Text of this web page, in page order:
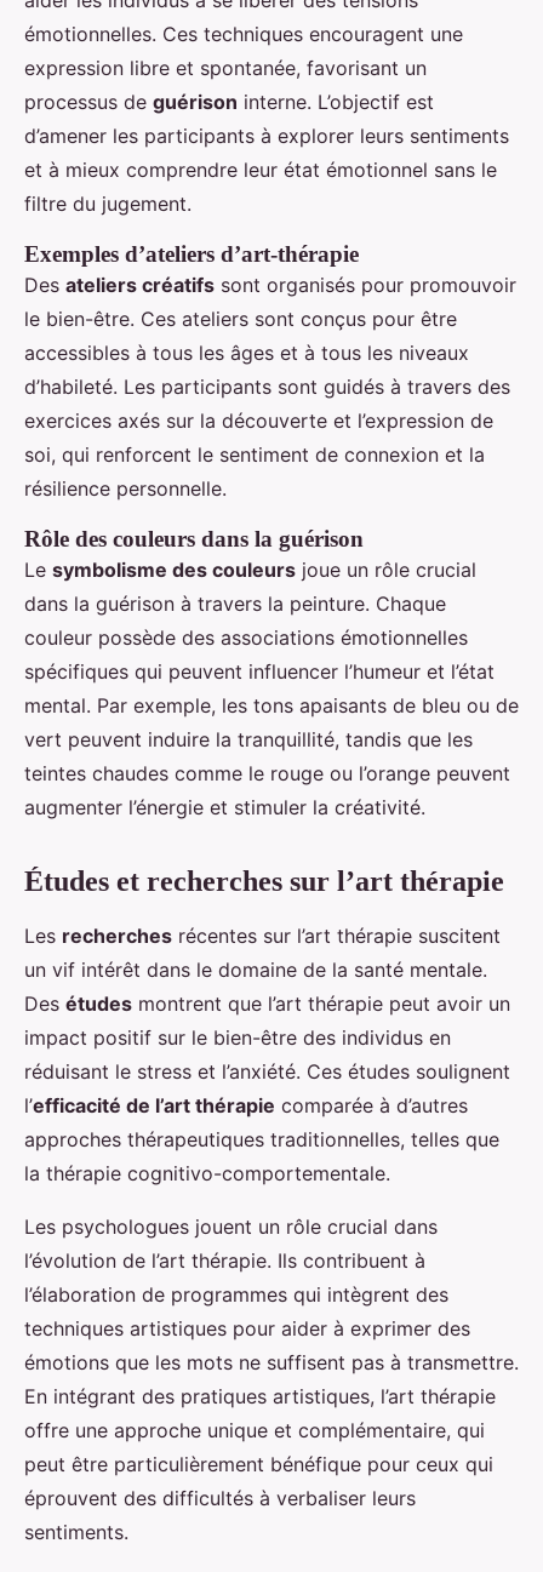
émotionnelles. Ces techniques encouragent une
expression libre et spontanée, favorisant un
processus de guérison interne. L’objectif est
d’amener les participants à explorer leurs sentiments
et à mieux comprendre leur état émotionnel sans le
filtre du jugement.
Exemples d’ateliers d’art-thérapie
Des ateliers créatifs sont organisés pour promouvoir
le bien-être. Ces ateliers sont conçus pour être
accessibles à tous les âges et à tous les niveaux
d’habileté. Les participants sont guidés à travers des
exercices axés sur la découverte et l’expression de
soi, qui renforcent le sentiment de connexion et la
résilience personnelle.
Rôle des couleurs dans la guérison
Le symbolisme des couleurs joue un rôle crucial
dans la guérison à travers la peinture. Chaque
couleur possède des associations émotionnelles
spécifiques qui peuvent influencer l’humeur et l’état
mental. Par exemple, les tons apaisants de bleu ou de
vert peuvent induire la tranquillité, tandis que les
teintes chaudes comme le rouge ou l’orange peuvent
augmenter l’énergie et stimuler la créativité.
Études et recherches sur l’art thérapie
Les recherches récentes sur l’art thérapie suscitent
un vif intérêt dans le domaine de la santé mentale.
Des études montrent que l’art thérapie peut avoir un
impact positif sur le bien-être des individus en
réduisant le stress et l’anxiété. Ces études soulignent
l’efficacité de l’art thérapie comparée à d’autres
approches thérapeutiques traditionnelles, telles que
la thérapie cognitivo-comportementale.
Les psychologues jouent un rôle crucial dans
l’évolution de l’art thérapie. Ils contribuent à
l’élaboration de programmes qui intègrent des
techniques artistiques pour aider à exprimer des
émotions que les mots ne suffisent pas à transmettre.
En intégrant des pratiques artistiques, l’art thérapie
offre une approche unique et complémentaire, qui
peut être particulièrement bénéfique pour ceux qui
éprouvent des difficultés à verbaliser leurs
sentiments.